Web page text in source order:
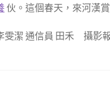
伙。這個春天，來河漢賞
雯潔 通信員 田禾 攝影